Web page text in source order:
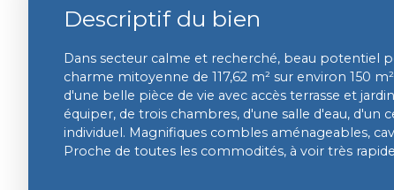
Descriptif du bien
Dans secteur calme et recherché, beau potentiel
charme mitoyenne de 117,62 m² sur environ 150
d'une belle pièce de vie avec accès terrasse et
équiper, de trois chambres, d'une salle d'eau, d'un
individuel. Magnifiques combles aménageables,
Proche de toutes les commodités, à voir très